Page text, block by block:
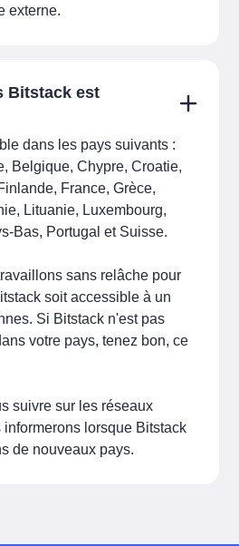
externe.
Bitstack est
dans les pays suivants :
Belgique, Chypre, Croatie,
France, Grèce,
Lituanie, Luxembourg,
Bas, Portugal et Suisse.
sans relâche pour
soit accessible à un
Si Bitstack n'est pas
votre pays, tenez bon, ce
suivre sur les réseaux
lorsque Bitstack
de nouveaux pays.